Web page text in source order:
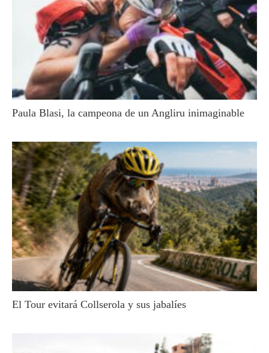
Paula Blasi, la campeona de un Angliru inimaginable
El Tour evitará Collserola y sus jabalíes